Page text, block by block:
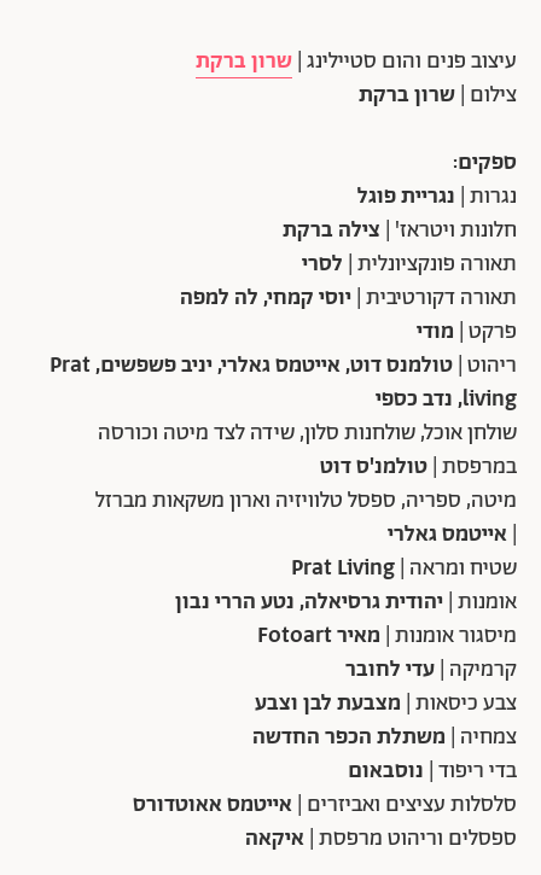
עיצוב פנים והום סטיילינג | שרון ברקת
צילום | שרון ברקת
ספקים:
נגרות | נגריית פוגל
חלונות ויטראז' | צילה ברקת
תאורה פונקציונלית | לסרי
תאורה דקורטיבית | יוסי קמחי, לה למפה
פרקט | מודי
ריהוט |
טולמנס דוט, אייטמס גאלרי, יניב פשפשים, Prat
living, נדב כספי
שולחן אוכל, שולחנות סלון, שידה לצד מיטה וכורסה
במרפסת | טולמנ'ס דוט
מיטה, ספריה, ספסל טלוויזיה וארון משקאות מברזל
אייטמס גאלרי
שטיח ומראה |
אומנות | יהודית גרסיאלה, נטע הררי נבון
מיסגור אומנות | מאיר Fotoart
קרמיקה | עדי לחובר
צבע כיסאות | מצבעת לבן וצבע
צמחיה | משתלת הכפר החדשה
בדי ריפוד | נוסבאום
סלסלות עציצים ואביזרים | אייטמס אאוטדורס
ספסלים וריהוט מרפסת | איקאה